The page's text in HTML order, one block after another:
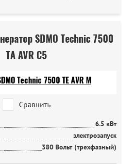
SDMO Technic 7500
TA AVR C5
Сравнить
6.5 кВт
электрозапуск
380 Вольт (трехфазный)